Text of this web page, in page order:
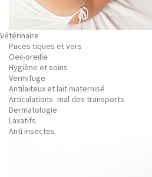
Vétérinaire
Puces tiques et vers
Oeil-oreille
Hygiène et soins
Vermifuge
Antilaiteux et lait maternisé
Articulations- mal des transports
Dermatologie
Laxatifs
Anti insectes